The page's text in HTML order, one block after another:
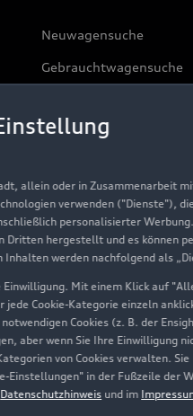
allein oder in Zusammenarbeit
verwenden ("Dienste"),
personalisierter
Dritten hergestellt und es können
werden nachfolgend als
Mit einem Klick auf
Cookie-Kategorie einzeln
Cookies (z. B. der
aber wenn Sie Ihre Einwilligung
von Cookies verwalten.
Einstellungen" in der Fußzeile
Datenschutzhinweis und im
Neuwagensuche
Gebrauchtwagensuche
Finanzierung
Geschäftskunden
Über Audi
Unternehmen
Karriere
Investor Relations
Presse & Media Center